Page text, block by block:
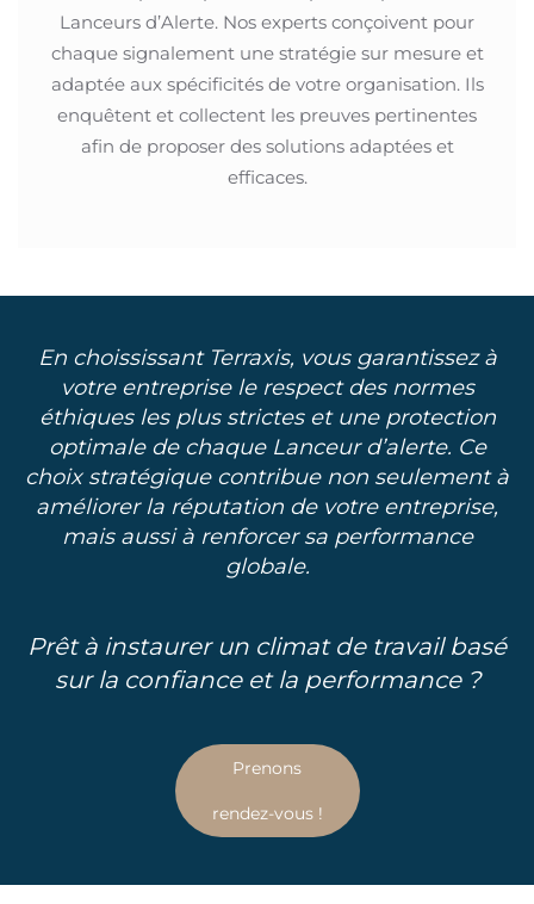
Lanceurs d’Alerte. Nos experts conçoivent pour
chaque signalement une stratégie sur mesure et
adaptée aux spécificités de votre organisation. Ils
enquêtent et collectent les preuves pertinentes
afin de proposer des solutions adaptées et
efficaces.
En choississant Terraxis, vous garantissez à
votre entreprise le respect des normes
éthiques les plus strictes et une protection
optimale de chaque Lanceur d’alerte. Ce
choix stratégique contribue non seulement à
améliorer la réputation de votre entreprise,
mais aussi à renforcer sa performance
globale.
Prêt à instaurer un climat de travail basé
sur la confiance et la performance ?
Prenons
rendez-vous !